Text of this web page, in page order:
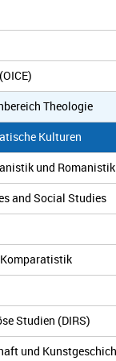
Theologie
Kulturen
und Romanistik
and Social Studies
Studien (DIRS)
und